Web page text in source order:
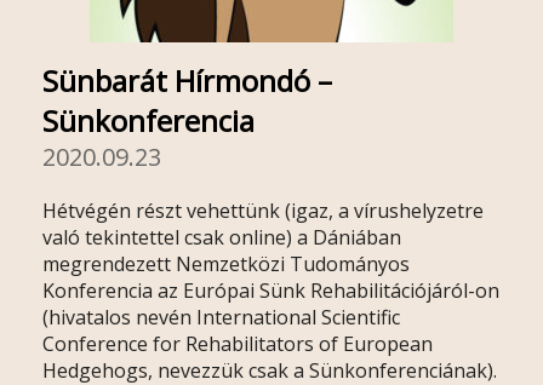
Sünbarát Hírmondó –
Sünkonferencia
2020.09.23
Hétvégén részt vehettünk (igaz, a vírushelyzetre
való tekintettel csak online) a Dániában
megrendezett Nemzetközi Tudományos
Konferencia az Európai Sünk Rehabilitációjáról-on
(hivatalos nevén International Scientific
Conference for Rehabilitators of European
Hedgehogs, nevezzük csak a Sünkonferenciának).